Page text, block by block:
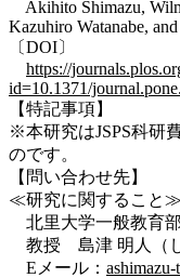
Akihito Shimazu,
Kazuhiro Watanabe,
〔DOI〕
https://
id=10.1371/
【特記事項】
※本研究はJSPS科研
のです。
【問い合わせ先】
≪研究に関すること≫
北里大学一般教育
教授 島津 明人（
Eメール：